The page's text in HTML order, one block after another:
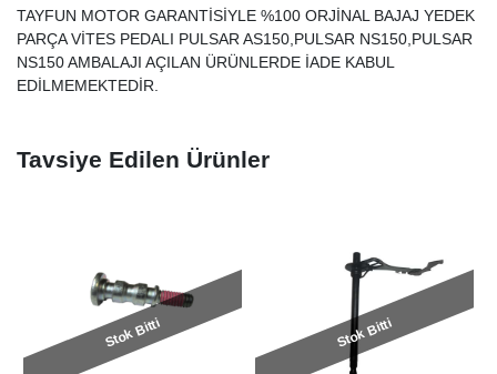
TAYFUN MOTOR GARANTİSİYLE %100 ORJİNAL BAJAJ YEDEK
PARÇA VİTES PEDALI PULSAR AS150,PULSAR NS150,PULSAR
NS150 AMBALAJI AÇILAN ÜRÜNLERDE İADE KABUL
EDİLMEMEKTEDİR.
Tavsiye Edilen Ürünler
Stok Bitti Stok Bitti